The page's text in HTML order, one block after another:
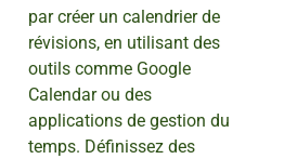
par créer un calendrier de
révisions, en utilisant des
outils comme Google
Calendar ou des
applications de gestion du
temps. Définissez des